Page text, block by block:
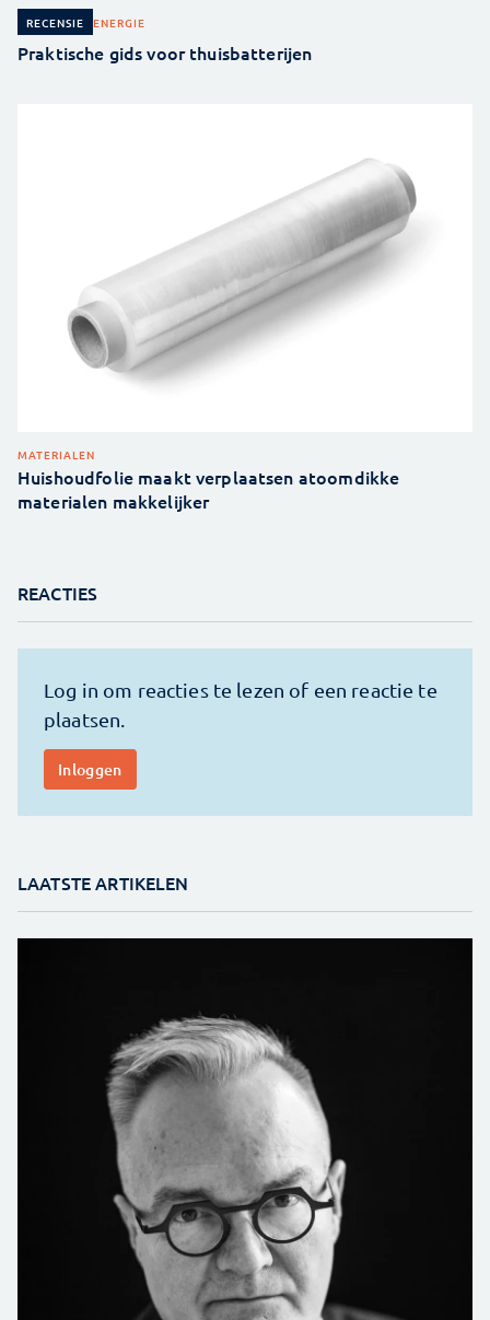
RECENSIE ENERGIE
Praktische gids voor thuisbatterijen
MATERIALEN
Huishoudfolie maakt verplaatsen atoomdikke
materialen makkelijker
REACTIES
LAATSTE ARTIKELEN